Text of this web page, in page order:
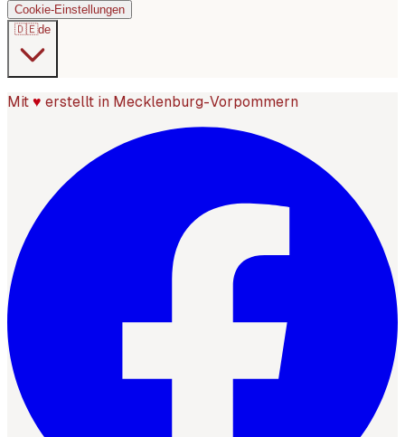
Cookie-Einstellungen
🇩🇪de
Mit ♥ erstellt in Mecklenburg-Vorpommern